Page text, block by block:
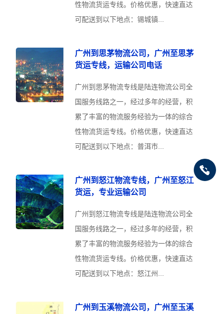
性物流货运专线。价格优惠，快速直达
可配送到以下地点：锡城镇...
广州到思茅物流公司，广州至思茅
货运专线，运输公司电话
广州到思茅物流专线是陆连物流公司全
国服务线路之一，经过多年的经营，积
累了丰富的物流服务经验为一体的综合
性物流货运专线。价格优惠，快速直达
可配送到以下地点：普洱市...
广州到怒江物流专线，广州至怒江
货运，专业运输公司
广州到怒江物流专线是陆连物流公司全
国服务线路之一，经过多年的经营，积
累了丰富的物流服务经验为一体的综合
性物流货运专线。价格优惠，快速直达
可配送到以下地点：怒江州...
广州到玉溪物流公司，广州至玉溪